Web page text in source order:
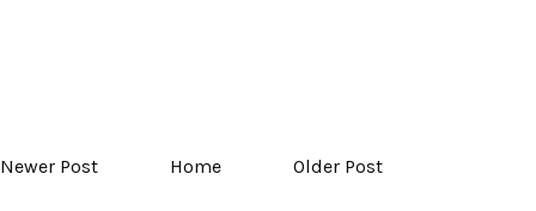
Newer Post Home Older Post